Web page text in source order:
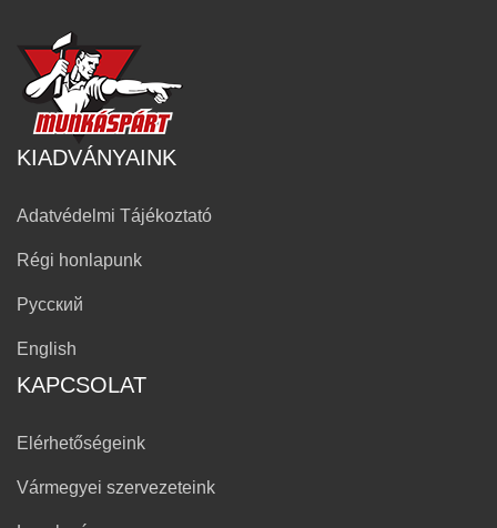
KIADVÁNYAINK
Adatvédelmi Tájékoztató
Régi honlapunk
Русский
English
KAPCSOLAT
Elérhetőségeink
Vármegyei szervezeteink